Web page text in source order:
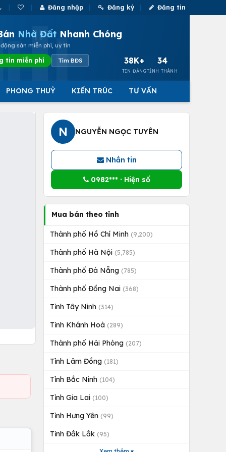
Đăng nhập Đăng ký Đăng tin
Nhà Đất Nhanh Chóng
sản miễn phí, uy tín
tin miễn phí Tìm BĐS 38K+
TIN ĐĂNG
34
TỈNH THÀNH
PHONG THUỶ KIẾN TRÚC TƯ VẤN
N NGUYỄN NGỌC TUYÊN
Nhắn tin
0982*** · Hiện số
Mua bán theo tỉnh
Thành phố Hồ Chí Minh (9,200)
Thành phố Hà Nội (5,785)
Thành phố Đà Nẵng (785)
Thành phố Đồng Nai (368)
Tỉnh Tây Ninh (314)
Tỉnh Khánh Hoà (289)
Thành phố Hải Phòng (207)
Tỉnh Lâm Đồng (181)
Tỉnh Bắc Ninh (104)
Tỉnh Gia Lai (100)
Tỉnh Hưng Yên (99)
Tỉnh Đắk Lắk (95)